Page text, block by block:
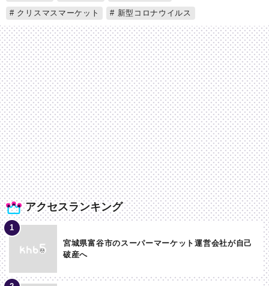
アクセスランキング
宮城県富谷市のスーパーマーケット運営会社が自己
破産へ
クリスマスマーケット
新型コロナウイルス